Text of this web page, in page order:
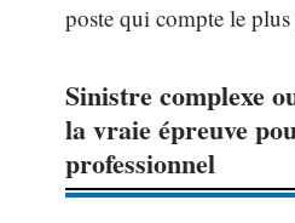
poste qui compte le
Sinistre complexe
la vraie épreuve
professionnel